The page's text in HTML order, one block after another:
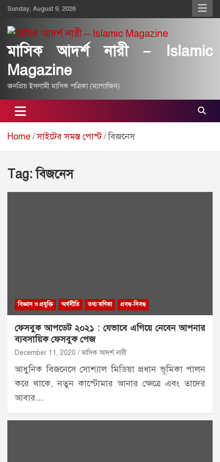
Skip
content
Sunday, August 9, 2026
মাসিক আদর্শ নারী – Islamic
Magazine
জনপ্রিয় ইসলামী মাসিক পত্রিকা (ম্যাগাজিন)
Home সাইটের সমস্ত পোস্ট বিজনেস
Tag:বিজনেস
বিজ্ঞান ও প্রযুক্তি অর্থনীতি তথ্য কণিকা প্রবন্ধ-নিবন্ধ
ফেসবুক আপডেট ২০২১ : যেভাবে এগিয়ে নেবেন আপনার
ব্যবসায়িক ফেসবুক পেজ
December 11, 2020 মাসিক আদর্শ নারী
আধুনিক বিজনেসে সোশ্যাল মিডিয়া প্রধান ভূমিকা পালন
করে থাকে, নতুন কাস্টোমার আনার ক্ষেত্রে এবং তাদের
আবার…